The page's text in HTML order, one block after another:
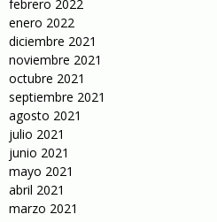
febrero 2022
enero 2022
diciembre 2021
noviembre 2021
octubre 2021
septiembre 2021
agosto 2021
julio 2021
junio 2021
mayo 2021
abril 2021
marzo 2021